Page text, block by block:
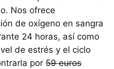
Nos ofrece
de oxígeno en sangra
24 horas, así como
de estrés y el ciclo
por 59 euros